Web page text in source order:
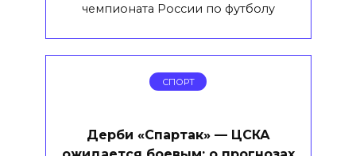
чемпионата России по футболу
СПОРТ
Дерби «Спартак» — ЦСКА